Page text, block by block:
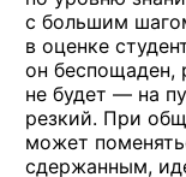
с большим
в оценке
он беспощаден,
не будет — на
резкий. При
может
сдержанным,